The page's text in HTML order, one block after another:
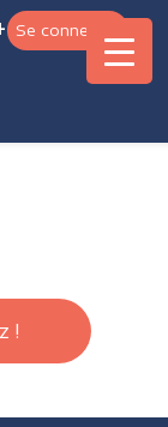
Se connecter
!